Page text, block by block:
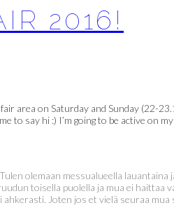
2016!
area on Saturday and Sunday (22-
to say hi :) I’m going to be active on
olemaan messualueella
toisella puolella ja mua ei
Joten jos et vielä seuraa